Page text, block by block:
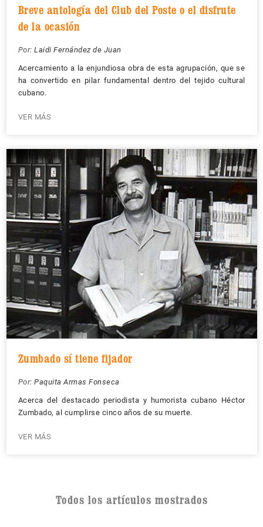
Breve antología del Club del Poste o el disfrute
de la ocasión
Por: Laidi Fernández de Juan
Acercamiento a la enjundiosa obra de esta agrupación, que se
ha convertido en pilar fundamental dentro del tejido cultural
cubano.
VER MÁS
Zumbado sí tiene fijador
Por: Paquita Armas Fonseca
Acerca del destacado periodista y humorista cubano Héctor
Zumbado, al cumplirse cinco años de su muerte.
VER MÁS
Todos los artículos mostrados